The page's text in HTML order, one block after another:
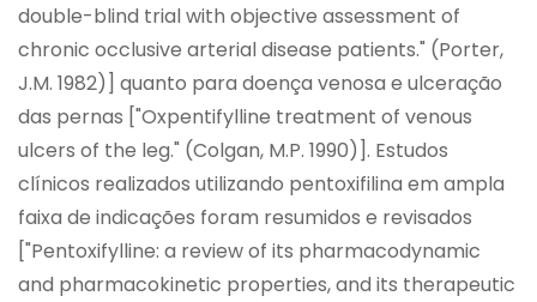
double-blind trial with objective assessment of
chronic occlusive arterial disease patients." (Porter,
J.M. 1982)] quanto para doença venosa e ulceração
das pernas ["Oxpentifylline treatment of venous
ulcers of the leg." (Colgan, M.P. 1990)]. Estudos
clínicos realizados utilizando pentoxifilina em ampla
faixa de indicações foram resumidos e revisados
["Pentoxifylline: a review of its pharmacodynamic
and pharmacokinetic properties, and its therapeutic